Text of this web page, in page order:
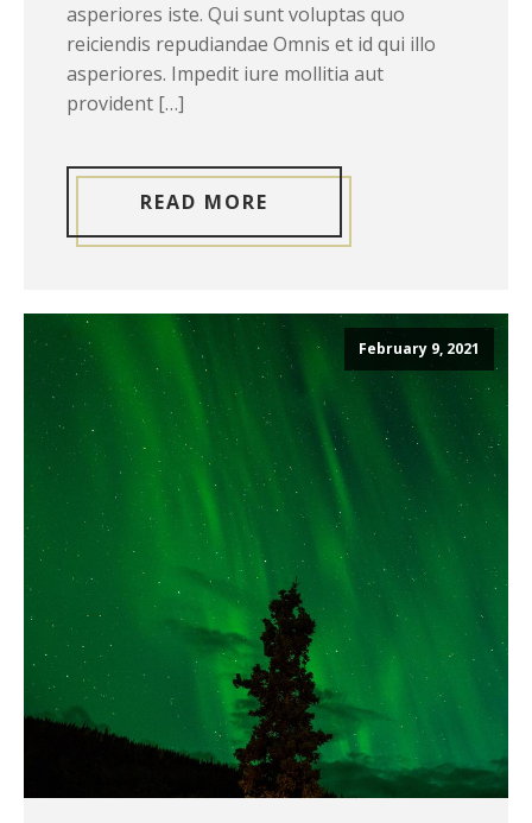
asperiores iste. Qui sunt voluptas quo
reiciendis repudiandae Omnis et id qui illo
asperiores. Impedit iure mollitia aut
provident […]
READ MORE
February 9, 2021